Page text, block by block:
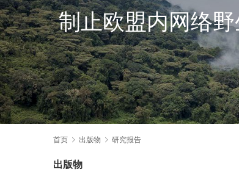
制止欧盟内网络
首页 出版物 研究报告
出版物